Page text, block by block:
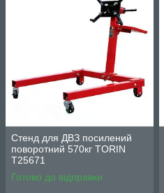
Стенд для ДВЗ посилений
поворотний 570кг TORIN
T25671
Готово до відправки